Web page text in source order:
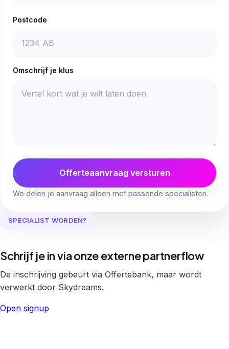
Postcode
Omschrijf je klus
Offerteaanvraag versturen
We delen je aanvraag alleen met passende specialisten.
SPECIALIST WORDEN?
Schrijf je in via onze externe partnerflow
De inschrijving gebeurt via Offertebank, maar wordt
verwerkt door Skydreams.
Open signup